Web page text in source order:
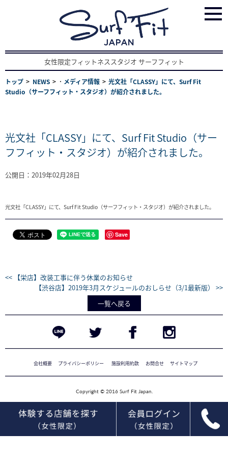
女性限定フィットネススタジオ サーフフィット
トップ NEWS ･ メディア情報
光文社「CLASSY」にて、Surf Fit
Studio（サーフフィット・スタジオ）が紹介されました。
光文社「CLASSY」にて、Surf Fit Studio（サー
フフィット・スタジオ）が紹介されました。
公開日：2019年02月28日
光文社「CLASSY」にて、Surf Fit Studio（サーフフィット・スタジオ）が紹介されました。
Save
<< 【栄店】改装工事に伴う休業のお知らせ
【渋谷店】2019年3月スケジュールのおしらせ（3/1最新版） >>
一覧へ戻る
会社概要 プライバシーポリシー 施設利用約款 お問合せ サイトマップ
Copyright © 2016 Surf Fit Japan.